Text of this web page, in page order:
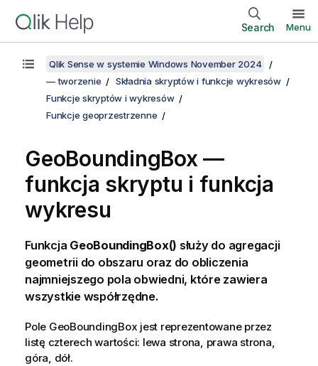
Search Menu
Qlik Sense w systemie Windows November 2024
— tworzenie
Składnia skryptów i funkcje wykresów
Funkcje skryptów i wykresów
Funkcje geoprzestrzenne
GeoBoundingBox —
funkcja skryptu i funkcja
wykresu
Funkcja GeoBoundingBox() służy do agregacji
geometrii do obszaru oraz do obliczenia
najmniejszego pola obwiedni, które zawiera
wszystkie współrzędne.
Pole GeoBoundingBox jest reprezentowane przez
listę czterech wartości: lewa strona, prawa strona,
góra, dół.